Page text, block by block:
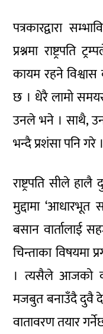
पत्रकारद्वारा
प्रश्नमा
कायम रहने विश्वास
छ । धेरै लामो
उनले भने । साथै, उनले
भन्दै प्रशंसा पनि गरे ।
राष्ट्रपति सीले
मुद्दामा
बसान वार्तालाई
चिन्ताका विषयमा
। त्यसैले आजको
मजबुत बनाउँदै दुवै
वातावरण तयार